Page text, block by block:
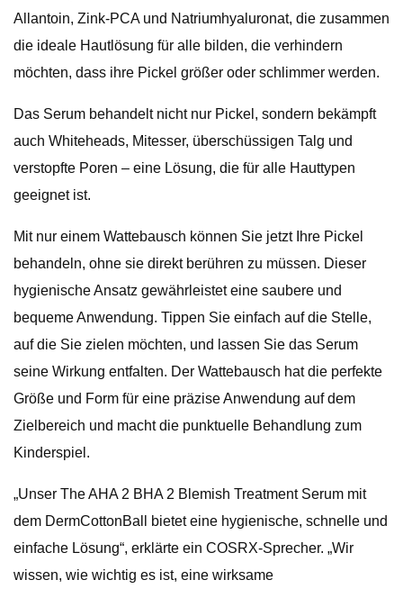
Allantoin, Zink-PCA und Natriumhyaluronat, die zusammen
die ideale Hautlösung für alle bilden, die verhindern
möchten, dass ihre Pickel größer oder schlimmer werden.
Das Serum behandelt nicht nur Pickel, sondern bekämpft
auch Whiteheads, Mitesser, überschüssigen Talg und
verstopfte Poren – eine Lösung, die für alle Hauttypen
geeignet ist.
Mit nur einem Wattebausch können Sie jetzt Ihre Pickel
behandeln, ohne sie direkt berühren zu müssen. Dieser
hygienische Ansatz gewährleistet eine saubere und
bequeme Anwendung. Tippen Sie einfach auf die Stelle,
auf die Sie zielen möchten, und lassen Sie das Serum
seine Wirkung entfalten. Der Wattebausch hat die perfekte
Größe und Form für eine präzise Anwendung auf dem
Zielbereich und macht die punktuelle Behandlung zum
Kinderspiel.
„Unser The AHA 2 BHA 2 Blemish Treatment Serum mit
dem DermCottonBall bietet eine hygienische, schnelle und
einfache Lösung“, erklärte ein COSRX-Sprecher. „Wir
wissen, wie wichtig es ist, eine wirksame